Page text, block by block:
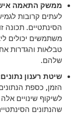
ממשק התאמה
לעתים קרובות
הסינתטיים.
משתמשים יכולים
טבלאות והגדרות
שלהם.
שיטת רענון
הזמן, כספת
לשיקוף שינויים
שהנתונים